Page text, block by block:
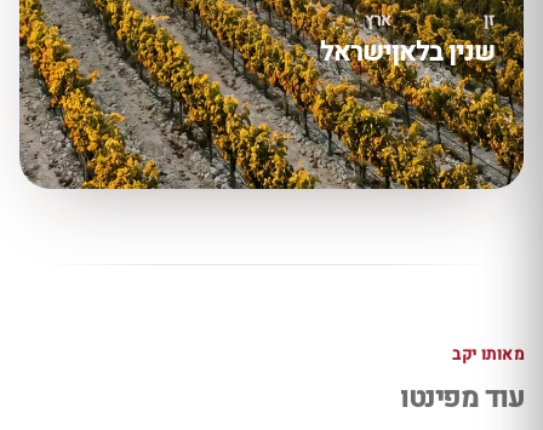
זן
שנין בלאן
ארץ
ישראל
מאותו יקב
עוד מפינטו